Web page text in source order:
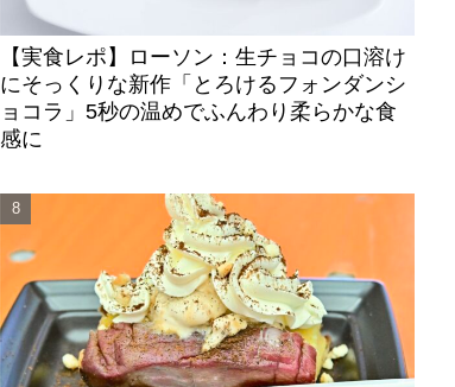
【実食レポ】ローソン：生チョコの口溶け
にそっくりな新作「とろけるフォンダンシ
ョコラ」5秒の温めでふんわり柔らかな食
感に